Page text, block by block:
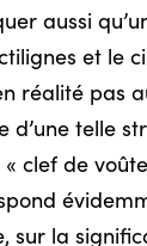
aussi
et le
réalité pas
d’une telle
clef de
sur la